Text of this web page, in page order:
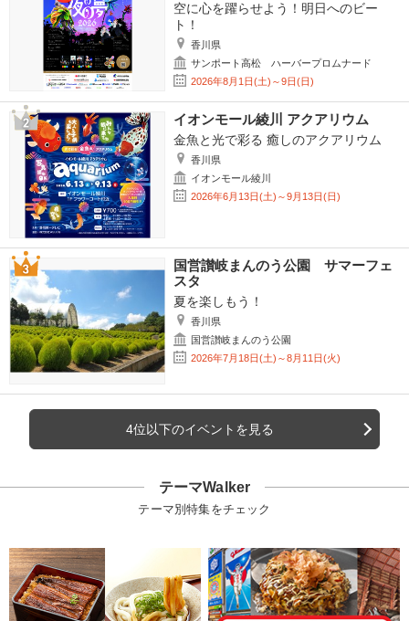
空に心を躍らせよう！明日へのビー
ト！
香川県
サンポート高松 ハーバープロムナード
2026年8月1日(土)～9日(日)
イオンモール綾川 アクアリウム
金魚と光で彩る 癒しのアクアリウム
香川県
イオンモール綾川
2026年6月13日(土)～9月13日(日)
国営讃岐まんのう公園 サマーフェ
スタ
夏を楽しもう！
香川県
国営讃岐まんのう公園
2026年7月18日(土)～8月11日(火)
4位以下のイベントを見る
テーマWalker
テーマ別特集をチェック